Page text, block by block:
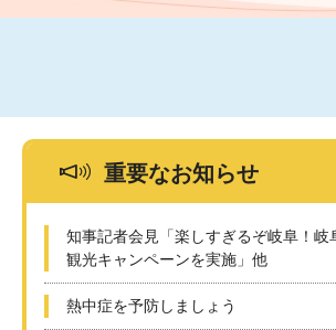
重要なお知らせ
知事記者会見「楽しすぎるぞ岐阜！岐
観光キャンペーンを実施」他
熱中症を予防しましょう